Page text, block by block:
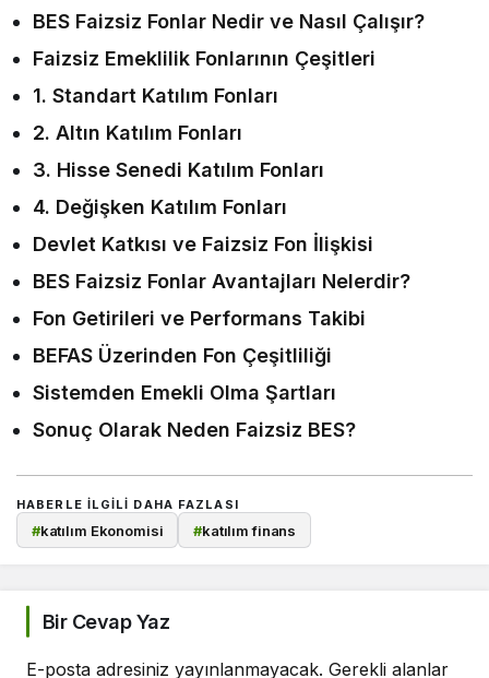
BES Faizsiz Fonlar Nedir ve Nasıl Çalışır?
Faizsiz Emeklilik Fonlarının Çeşitleri
1. Standart Katılım Fonları
2. Altın Katılım Fonları
3. Hisse Senedi Katılım Fonları
4. Değişken Katılım Fonları
Devlet Katkısı ve Faizsiz Fon İlişkisi
BES Faizsiz Fonlar Avantajları Nelerdir?
Fon Getirileri ve Performans Takibi
BEFAS Üzerinden Fon Çeşitliliği
Sistemden Emekli Olma Şartları
Sonuç Olarak Neden Faizsiz BES?
HABERLE ILGILI DAHA FAZLASI
#katılım Ekonomisi #katılım finans
Bir Cevap Yaz
E-posta adresiniz yayınlanmayacak. Gerekli alanlar